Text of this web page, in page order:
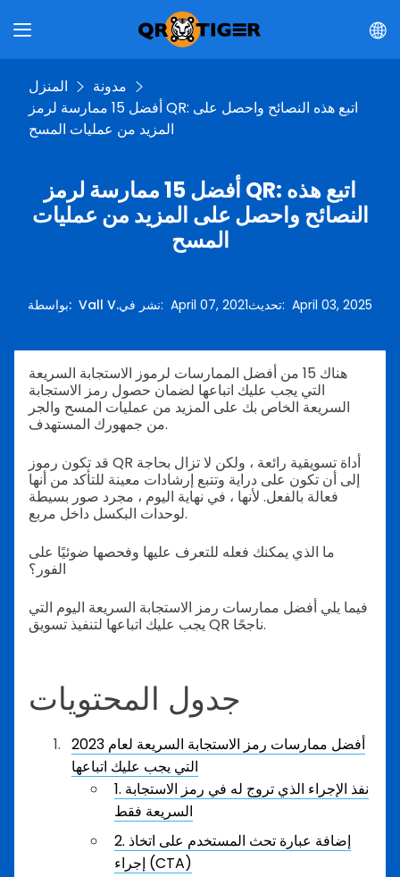
المنزل
مدونة
أفضل 15 ممارسة لرمز QR: اتبع هذه النصائح واحصل على
المزيد من عمليات المسح
أفضل 15 ممارسة لرمز QR: اتبع هذه
النصائح واحصل على المزيد من عمليات
المسح
بواسطة: Vall V.نشر في: April 07, 2021تحديث: April 03, 2025
هناك 15 من أفضل الممارسات لرموز الاستجابة السريعة
التي يجب عليك اتباعها لضمان حصول رمز الاستجابة
السريعة الخاص بك على المزيد من عمليات المسح والجر
من جمهورك المستهدف.
قد تكون رموز QR أداة تسويقية رائعة ، ولكن لا تزال بحاجة
إلى أن تكون على دراية وتتبع إرشادات معينة للتأكد من أنها
فعالة بالفعل. لأنها ، في نهاية اليوم ، مجرد صور بسيطة
لوحدات البكسل داخل مربع.
ما الذي يمكنك فعله للتعرف عليها وفحصها ضوئيًا على
الفور؟
فيما يلي أفضل ممارسات رمز الاستجابة السريعة اليوم التي
يجب عليك اتباعها لتنفيذ تسويق QR ناجحًا.
جدول المحتويات
أفضل ممارسات رمز الاستجابة السريعة لعام 2023
التي يجب عليك اتباعها
1. نفذ الإجراء الذي تروج له في رمز الاستجابة
السريعة فقط
2. إضافة عبارة تحث المستخدم على اتخاذ
إجراء (CTA)